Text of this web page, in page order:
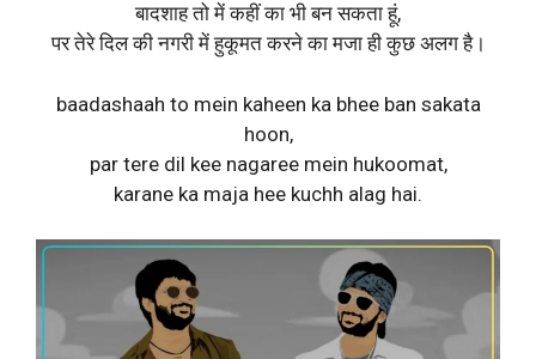
बादशाह तो में कहीं का भी बन सकता हूं,
पर तेरे दिल की नगरी में हुकूमत करने का मजा ही कुछ अलग है।
baadashaah to mein kaheen ka bhee ban sakata
hoon,
par tere dil kee nagaree mein hukoomat,
karane ka maja hee kuchh alag hai.